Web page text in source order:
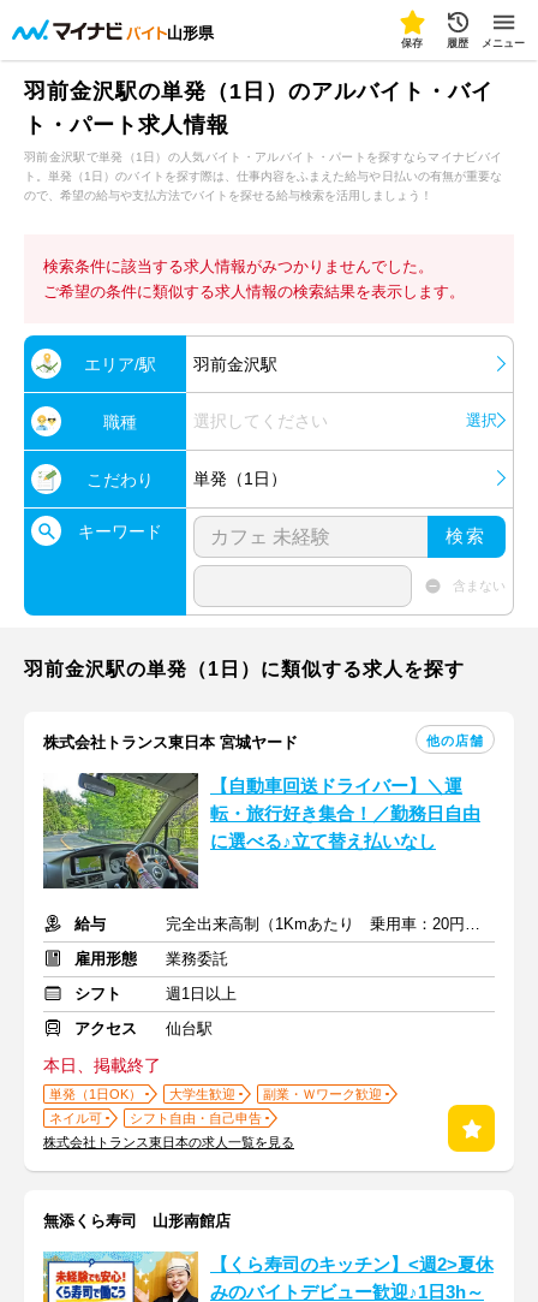
山形県
保存 履歴 メニュー
羽前金沢駅の単発（1日）のアルバイト・バイ
ト・パート求人情報
羽前金沢駅で単発（1日）の人気バイト・アルバイト・パートを探すならマイナビバイ
ト。単発（1日）のバイトを探す際は、仕事内容をふまえた給与や日払いの有無が重要な
ので、希望の給与や支払方法でバイトを探せる給与検索を活用しましょう！
検索条件に該当する求人情報がみつかりませんでした。
ご希望の条件に類似する求人情報の検索結果を表示します。
エリア/駅 羽前金沢駅
職種 選択してください 選択
こだわり 単発（1日）
キーワード 検索
含まない
羽前金沢駅の単発（1日）に類似する求人を探す
株式会社トランス東日本 宮城ヤード 他の店舗
【自動車回送ドライバー】＼運
転・旅行好き集合！／勤務日自由
に選べる♪立て替え払いなし
給与
完全出来高制（1Kmあたり 乗用車：20円～/2ｔ以上：20円～）
雇用形態
業務委託
シフト
週1日以上
アクセス
仙台駅
本日、掲載終了
単発（1日OK） 大学生歓迎
副業・Ｗワーク歓迎
ネイル可
シフト自由・自己申告
株式会社トランス東日本の求人一覧を見る
無添くら寿司 山形南館店
【くら寿司のキッチン】<週2>夏休
みのバイトデビュー歓迎♪1日3h～